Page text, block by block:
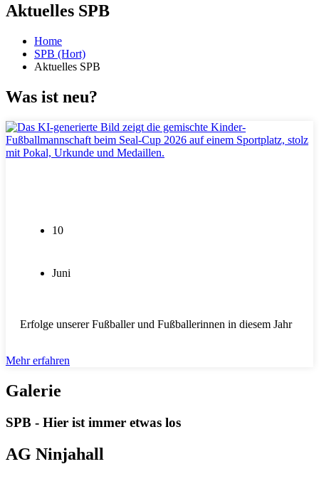
Aktuelles SPB
Home
SPB (Hort)
Aktuelles SPB
Was ist neu?
10
Juni
Erfolge unserer Fußballer und Fußballerinnen in diesem Jahr
Mehr erfahren
Galerie
SPB - Hier ist immer etwas los
AG Ninjahall